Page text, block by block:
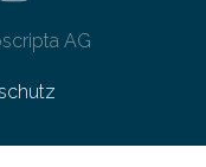
AG